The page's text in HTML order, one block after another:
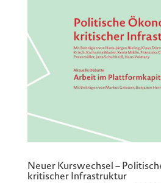
Neuer Kurswechsel –
kritischer Infrastruktur